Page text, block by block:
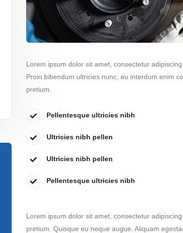
Lorem ipsum dolor sit amet, consectetur adipiscing
Proin bibendum ultricies nunc, eu interdum enim
pretium.
Pellentesque ultricies nibh
Ultricies nibh pellen
Ultricies nibh pellen
Pellentesque ultricies nibh
Lorem ipsum dolor sit amet, consectetur
pretium. Quisque eu neque augue. Aliquam